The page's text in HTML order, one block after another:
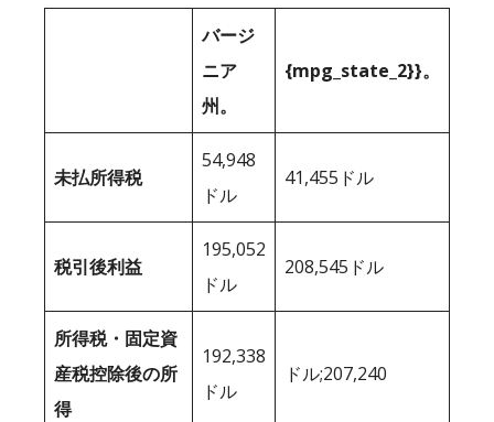
バージ
ニア
州。
{mpg_state_2}}。
未払所得税
54,948
ドル
41,455ドル
税引後利益
195,052
ドル
208,545ドル
所得税・固定資
産税控除後の所
得
192,338
ドル
ドル;207,240